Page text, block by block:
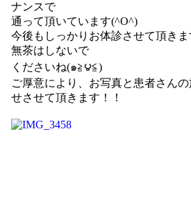
ナンスで
通って頂いています(^O^)
今後もしっかりお体診させて頂き
無茶はしないで
くださいね(๑≧౪≦)
ご厚意により、お写真と患者さん
せさせて頂きます！！